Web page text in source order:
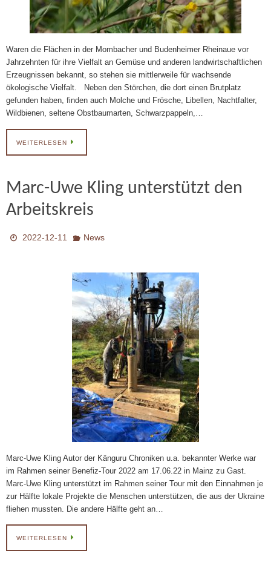
Waren die Flächen in der Mombacher und Budenheimer Rheinaue vor
Jahrzehnten für ihre Vielfalt an Gemüse und anderen landwirtschaftlichen
Erzeugnissen bekannt, so stehen sie mittlerweile für wachsende
ökologische Vielfalt. Neben den Störchen, die dort einen Brutplatz
gefunden haben, finden auch Molche und Frösche, Libellen, Nachtfalter,
Wildbienen, seltene Obstbaumarten, Schwarzpappeln,…
WEITERLESEN
Marc-Uwe Kling unterstützt den
Arbeitskreis
2022-12-11 News
Marc-Uwe Kling Autor der Känguru Chroniken u.a. bekannter Werke war
im Rahmen seiner Benefiz-Tour 2022 am 17.06.22 in Mainz zu Gast.
Marc-Uwe Kling unterstützt im Rahmen seiner Tour mit den Einnahmen je
zur Hälfte lokale Projekte die Menschen unterstützen, die aus der Ukraine
fliehen mussten. Die andere Hälfte geht an…
WEITERLESEN